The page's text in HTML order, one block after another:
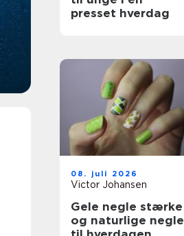
presset hverdag
08. juli 2026
Victor Johansen
Gele negle stærke
og naturlige negle